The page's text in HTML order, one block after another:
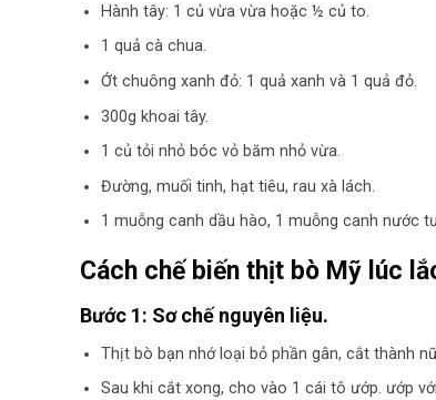
Hành tây: 1 củ vừa vừa hoặc ½ củ to.
1 quả cà chua.
Ớt chuông xanh đỏ: 1 quả xanh và 1 quả đỏ.
300g khoai tây.
1 củ tỏi nhỏ bóc vỏ băm nhỏ vừa.
Đường, muối tinh, hạt tiêu, rau xà lách.
1 muỗng canh dầu hào, 1 muỗng canh nước
Cách chế biến thịt bò Mỹ lúc
Bước 1: Sơ chế nguyên liệu.
Thịt bò bạn nhớ loại bỏ phần gân, cắt thành
Sau khi cắt xong, cho vào 1 cái tô ướp. ướp